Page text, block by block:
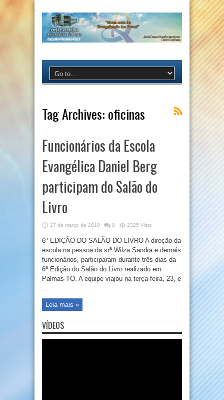
Tag Archives: oficinas
Funcionários da Escola
Evangélica Daniel Berg
participam do Salão do
Livro
27 de março de 2010 0 2325 Visto
6ª EDIÇÃO DO SALÃO DO LIVRO A direção da
escola na pessoa da srª Wilza Sandra e demais
funcionários, participaram durante três dias da
6ª Edição do Salão do Livro realizado em
Palmas-TO. A equipe viajou na terça-feira, 23, e
...
Leia mais »
VÍDEOS